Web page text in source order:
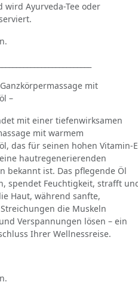
wird Ayurveda-Tee oder
mit
–
mit einer tiefenwirksamen
mit warmem
das für seinen hohen Vitamin-
hautregenerierenden
bekannt ist. Das pflegende Öl
spendet Feuchtigkeit, strafft
Haut, während sanfte,
die Muskeln
Verspannungen lösen – ein
Ihrer Wellnessreise.